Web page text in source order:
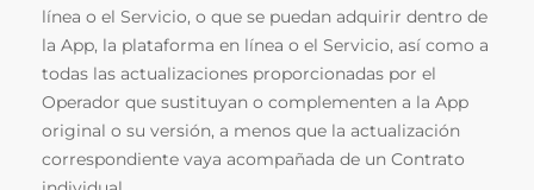
línea o el Servicio, o que se puedan adquirir dentro de
la App, la plataforma en línea o el Servicio, así como a
todas las actualizaciones proporcionadas por el
Operador que sustituyan o complementen a la App
original o su versión, a menos que la actualización
correspondiente vaya acompañada de un Contrato